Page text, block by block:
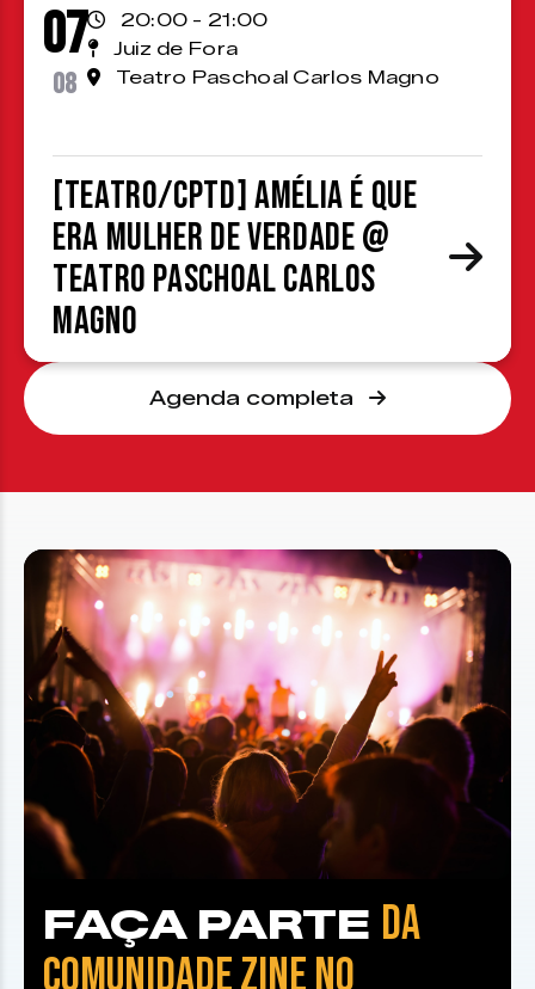
07
08
20:00 - 21:00
Juiz de Fora
Teatro Paschoal Carlos Magno
[TEATRO/CPTD] Amélia é que
era mulher de verdade @
Teatro Paschoal Carlos
Magno
Agenda completa
FAÇA PARTE DA
COMUNIDADE ZINE NO